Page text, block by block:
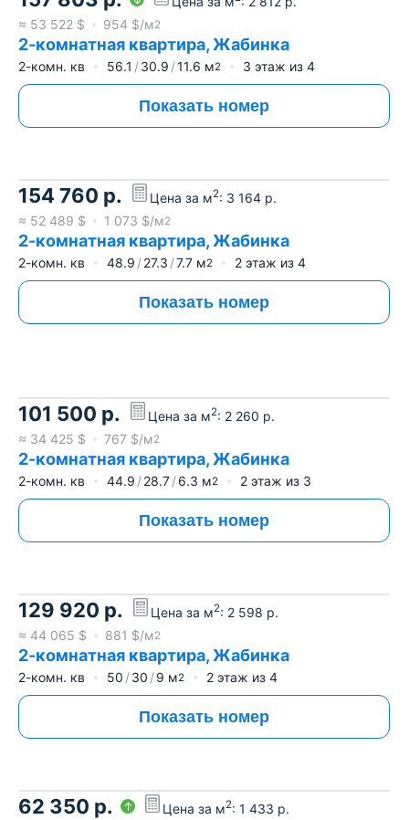
≈ 53 522 $ 954 $/м2
2-комнатная квартира, Жабинка
2-комн. кв 56.1 30.9 11.6 м2 3 этаж из 4
Показать номер
154 760 р. Цена за м2: 3 164 р.
≈ 52 489 $ 1 073 $/м2
2-комнатная квартира, Жабинка
2-комн. кв 48.9 27.3 7.7 м2 2 этаж из 4
Показать номер
101 500 р. Цена за м2: 2 260 р.
≈ 34 425 $ 767 $/м2
2-комнатная квартира, Жабинка
2-комн. кв 44.9 28.7 6.3 м2 2 этаж из 3
Показать номер
129 920 р. Цена за м2: 2 598 р.
≈ 44 065 $ 881 $/м2
2-комнатная квартира, Жабинка
2-комн. кв 50 30 9 м2 2 этаж из 4
Показать номер
62 350 р. Цена за м2: 1 433 р.